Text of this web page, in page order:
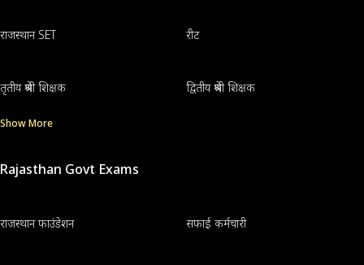
राजस्थान SET रीट
तृतीय श्रेणी शिक्षक द्वितीय श्रेणी शिक्षक
Show More
Rajasthan Govt Exams
राजस्थान फाउंडेशन सफाई कर्मचारी